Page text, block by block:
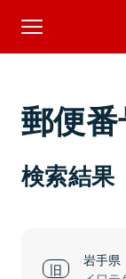
郵便
検索結果
岩手県